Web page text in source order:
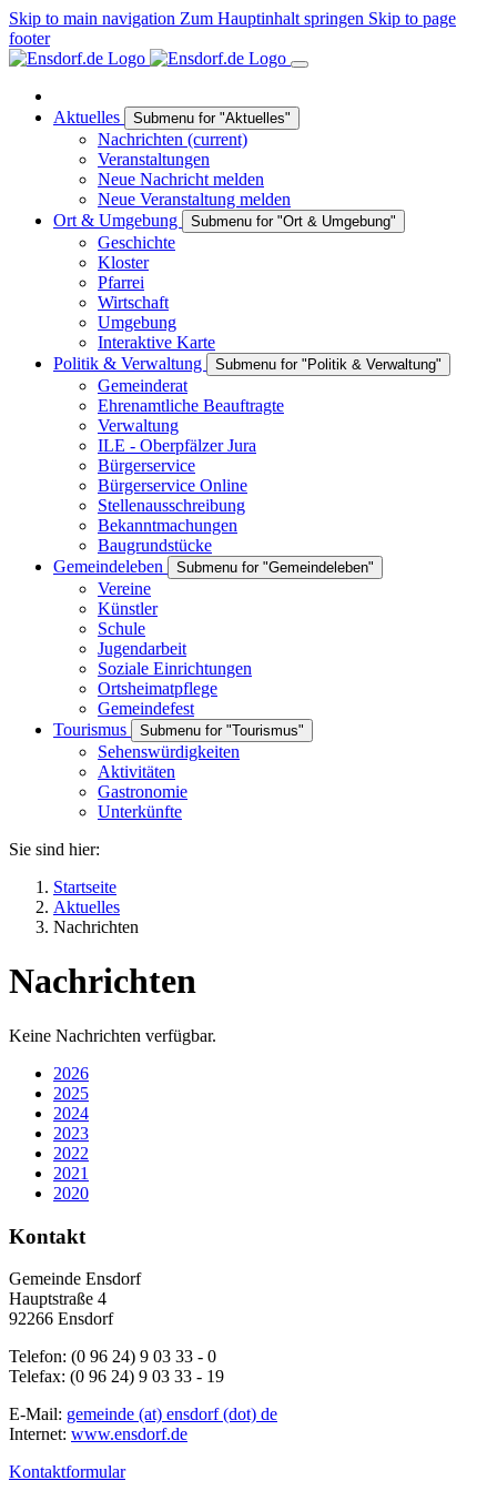
Skip to main navigation Zum Hauptinhalt springen Skip to page
footer
Aktuelles Submenu for "Aktuelles"
Nachrichten (current)
Veranstaltungen
Neue Nachricht melden
Neue Veranstaltung melden
Ort & Umgebung
Submenu for "Ort & Umgebung"
Geschichte
Kloster
Pfarrei
Wirtschaft
Umgebung
Interaktive Karte
Politik & Verwaltung
Submenu for "Politik & Verwaltung"
Gemeinderat
Ehrenamtliche Beauftragte
Verwaltung
ILE - Oberpfälzer Jura
Bürgerservice
Bürgerservice Online
Stellenausschreibung
Bekanntmachungen
Baugrundstücke
Gemeindeleben
Submenu for "Gemeindeleben"
Vereine
Künstler
Schule
Jugendarbeit
Soziale Einrichtungen
Ortsheimatpflege
Gemeindefest
Tourismus
Submenu for "Tourismus"
Sehenswürdigkeiten
Aktivitäten
Gastronomie
Unterkünfte
Sie sind hier:
Startseite
Aktuelles
Nachrichten
Nachrichten
Keine Nachrichten verfügbar.
2026
2025
2024
2023
2022
2021
2020
Kontakt
Gemeinde Ensdorf
Hauptstraße 4
92266 Ensdorf
Telefon: (0 96 24) 9 03 33 - 0
Telefax: (0 96 24) 9 03 33 - 19
E-Mail: gemeinde (at) ensdorf (dot) de
Internet: www.ensdorf.de
Kontaktformular